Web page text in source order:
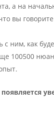
а на
вы
с ним, как
100500